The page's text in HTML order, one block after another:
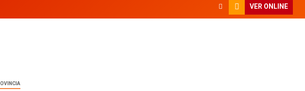
VER ONLINE